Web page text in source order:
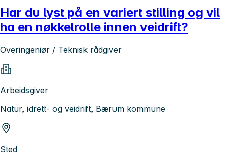
Har du lyst på en variert stilling og vil
ha en nøkkelrolle innen veidrift?
Overingeniør / Teknisk rådgiver
Arbeidsgiver
Natur, idrett- og veidrift, Bærum kommune
Sted